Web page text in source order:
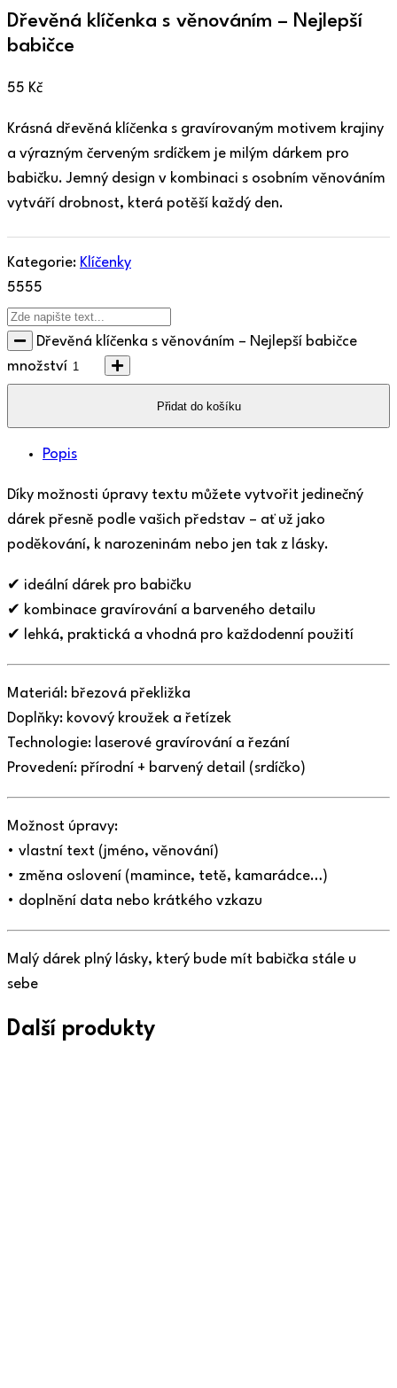
Dřevěná klíčenka s věnováním – Nejlepší
babičce
55 Kč
Krásná dřevěná klíčenka s gravírovaným motivem krajiny
a výrazným červeným srdíčkem je milým dárkem pro
babičku. Jemný design v kombinaci s osobním věnováním
vytváří drobnost, která potěší každý den.
Kategorie: Klíčenky
5555
Dřevěná klíčenka s věnováním – Nejlepší babičce
množství
Přidat do košíku
Popis
Díky možnosti úpravy textu můžete vytvořit jedinečný
dárek přesně podle vašich představ – ať už jako
poděkování, k narozeninám nebo jen tak z lásky.
✔ ideální dárek pro babičku
✔ kombinace gravírování a barveného detailu
✔ lehká, praktická a vhodná pro každodenní použití
Materiál: březová překližka
Doplňky: kovový kroužek a řetízek
Technologie: laserové gravírování a řezání
Provedení: přírodní + barvený detail (srdíčko)
Možnost úpravy:
• vlastní text (jméno, věnování)
• změna oslovení (mamince, tetě, kamarádce…)
• doplnění data nebo krátkého vzkazu
Malý dárek plný lásky, který bude mít babička stále u
sebe
Další produkty